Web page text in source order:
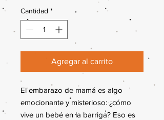
Cantidad *
Agregar al carrito
El embarazo de mamá es algo
emocionante y misterioso: ¿cómo
vive un bebé en la barriga? Eso es